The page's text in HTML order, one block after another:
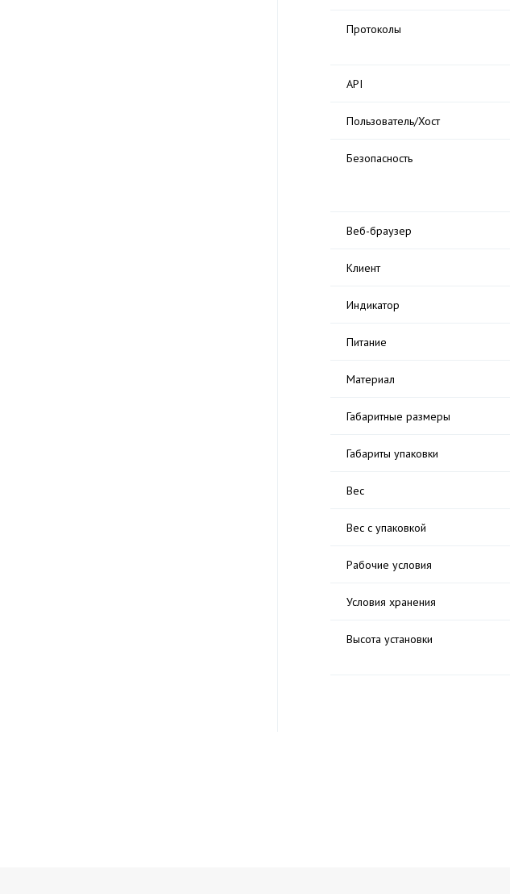
Протоколы
API
Пользователь/Хост
Безопасность
Веб-браузер
Клиент
Индикатор
Питание
Материал
Габаритные размеры
Габариты упаковки
Вес
Вес с упаковкой
Рабочие условия
Условия хранения
Высота установки